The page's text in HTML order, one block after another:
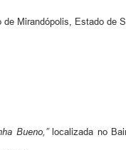
de Mirandópolis, Estado de
Bueno,”localizada no